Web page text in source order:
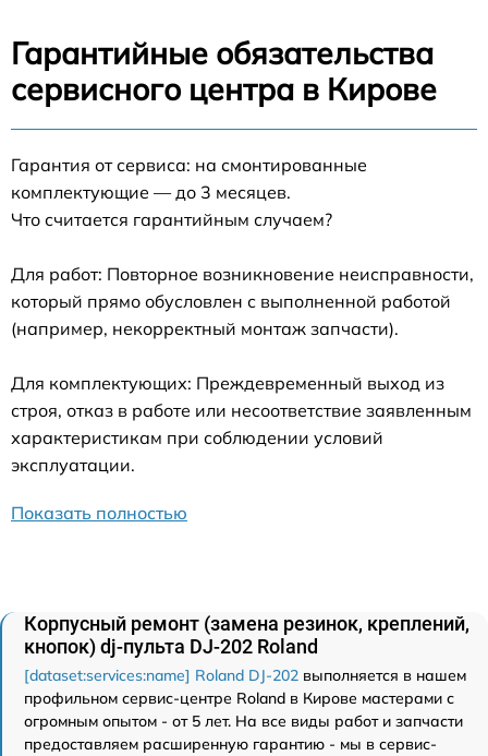
Гарантийные обязательства
сервисного центра в Кирове
Гарантия от сервиса: на смонтированные
комплектующие — до 3 месяцев.
Что считается гарантийным случаем?
Для работ: Повторное возникновение неисправности,
который прямо обусловлен с выполненной работой
(например, некорректный монтаж запчасти).
Для комплектующих: Преждевременный выход из
строя, отказ в работе или несоответствие заявленным
характеристикам при соблюдении условий
эксплуатации.
Показать полностью
Корпусный ремонт (замена резинок, креплений,
кнопок) dj-пульта DJ-202 Roland
[dataset:services:name] Roland DJ-202 выполняется в нашем
профильном сервис-центре Roland в Кирове мастерами с
огромным опытом - от 5 лет. На все виды работ и запчасти
предоставляем расширенную гарантию - мы в сервис-